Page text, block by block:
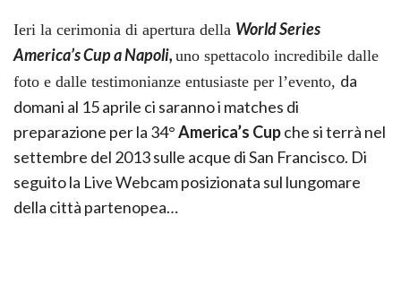
Ieri la cerimonia di apertura della World Series
America’s Cup a Napoli, uno spettacolo incredibile dalle
foto e dalle testimonianze entusiaste per l’evento, da
domani al 15 aprile ci saranno i matches di
preparazione per la 34°America’s Cupche si terrà nel
settembre del 2013 sulle acque di San Francisco. Di
seguito la Live Webcam posizionata sul lungomare
della città partenopea…